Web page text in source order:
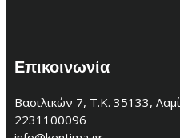
Επικοινωνία
Βασιλικών 7, Τ.Κ. 35133,
2231100096